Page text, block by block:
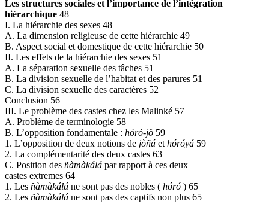
Les structures sociales et l’importance de l’intégration
hiérarchique 48
I. La hiérarchie des sexes 48
A. La dimension religieuse de cette hiérarchie 49
B. Aspect social et domestique de cette hiérarchie 50
II. Les effets de la hiérarchie des sexes 51
A. La séparation sexuelle des tâches 51
B. La division sexuelle de l’habitat et des parures 51
C. La division sexuelle des caractères 52
Conclusion 56
III. Le problème des castes chez les Malinké 57
A. Problème de terminologie 58
B. L’opposition fondamentale : hóró-jõ 59
1. L’opposition de deux notions de jòñá et hóróyá 59
2. La complémentarité des deux castes 63
C. Position des ñàmàkálá par rapport à ces deux
castes extremes 64
1. Les ñàmàkálá ne sont pas des nobles ( hóró ) 65
2. Les ñàmàkálá ne sont pas des captifs non plus 65